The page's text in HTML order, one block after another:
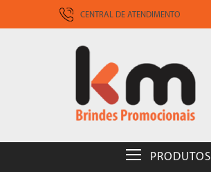
CENTRAL DE ATENDIMENTO
PRODUTOS